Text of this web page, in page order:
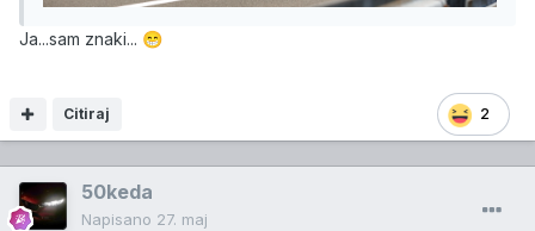
Ja...sam znaki... 😁
2
Citiraj
50keda
Napisano 27. maj